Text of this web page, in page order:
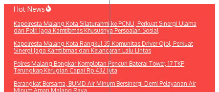
Lewati
konten
Hot News
Kapolresta Malang Kota Silaturahmi ke PCNU, Perkuat Sinergi Ulama
dan Polri Jaga Kamtibmas Khususnya Persoalan Sosial
Kapolresta Malang Kota Rangkul 35 Komunitas Driver Ojol, Perkuat
Sinergi Jaga Kamtibmas dan Kelancaran Lalu Lintas
Polres Malang Bongkar Komplotan Pencuri Baterai Tower, 17 TKP
Terungkap Kerugian Capai Rp 432 Juta
Berangkat Bersama, BUMD Air Minum Bersinergi Demi Pelayanan Air
Minum Aman Malang Raya